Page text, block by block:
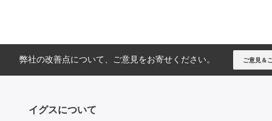
弊社の改善点について、ご意見をお寄せください。 ご意見＆
イグスについて